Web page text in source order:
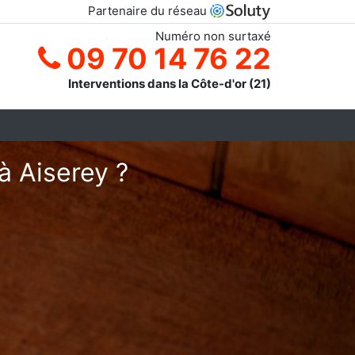
Partenaire du réseau
Numéro non surtaxé
09 70 14 76 22
Interventions dans la Côte-d'or (21)
Aiserey ?